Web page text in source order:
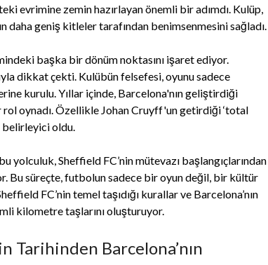
evrimine zemin hazırlayan önemli bir adımdı. Kulüp,
daha geniş kitleler tarafından benimsenmesini sağladı.
başka bir dönüm noktasını işaret ediyor.
dikkat çekti. Kulübün felsefesi, oyunu sadece
kurulu. Yıllar içinde, Barcelona'nın geliştirdiği
oynadı. Özellikle Johan Cruyff'un getirdiği ‘total
belirleyici oldu.
Sheffield FC’nin mütevazı başlangıçlarından
Bu süreçte, futbolun sadece bir oyun değil, bir kültür
FC’nin temel taşıdığı kurallar ve Barcelona’nın
kilometre taşlarını oluşturuyor.
Tarihinden Barcelona’nın